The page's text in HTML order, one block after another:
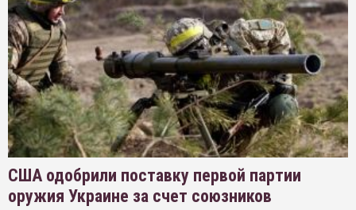
США одобрили поставку первой партии
оружия Украине за счет союзников